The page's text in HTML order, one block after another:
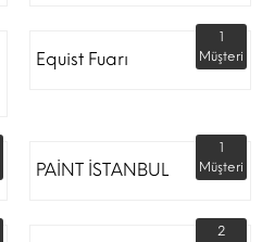
Equist Fuarı
1
Müşteri
PAİNT İSTANBUL
1
Müşteri
2